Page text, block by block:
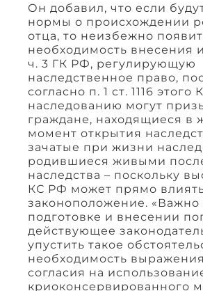
Он добавил, что если
нормы о происхождении
отца, то неизбежно
необходимость внесения
ч. 3 ГК РФ, регулирующую
наследственное право,
согласно п. 1 ст. 1116 этого
наследованию могут
граждане, находящиеся в
момент открытия
зачатые при жизни
родившиеся живыми
наследства – поскольку
КС РФ может прямо
законоположение. «Важно
подготовке и внесении
действующее
упустить такое
необходимость
согласия на
криоконсервированного